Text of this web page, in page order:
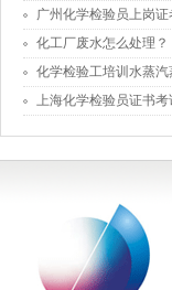
广州化学检验员上岗
化工厂废水怎么处理？
化学检验工培训水蒸汽
上海化学检验员证书